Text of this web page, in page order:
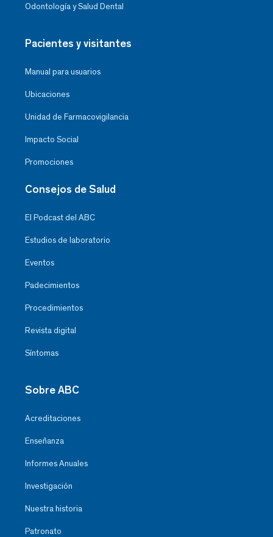
Odontología y Salud Dental
Pacientes y visitantes
Manual para usuarios
Ubicaciones
Unidad de Farmacovigilancia
Impacto Social
Promociones
Consejos de Salud
El Podcast del ABC
Estudios de laboratorio
Eventos
Padecimientos
Procedimientos
Revista digital
Síntomas
Sobre ABC
Acreditaciones
Enseñanza
Informes Anuales
Investigación
Nuestra historia
Patronato